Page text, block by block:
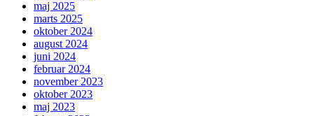
maj 2025
marts 2025
oktober 2024
august 2024
juni 2024
februar 2024
november 2023
oktober 2023
maj 2023